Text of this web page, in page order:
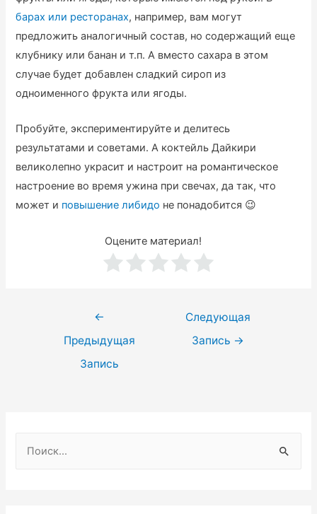
барах или ресторанах, например, вам могут
предложить аналогичный состав, но содержащий еще
клубнику или банан и т.п. А вместо сахара в этом
случае будет добавлен сладкий сироп из
одноименного фрукта или ягоды.
Пробуйте, экспериментируйте и делитесь
результатами и советами. А коктейль Дайкири
великолепно украсит и настроит на романтическое
настроение во время ужина при свечах, да так, что
может и повышение либидо не понадобится 😉
Оцените материал!
Навигация
записям
←
Предыдущая
Запись
Следующая
Запись →